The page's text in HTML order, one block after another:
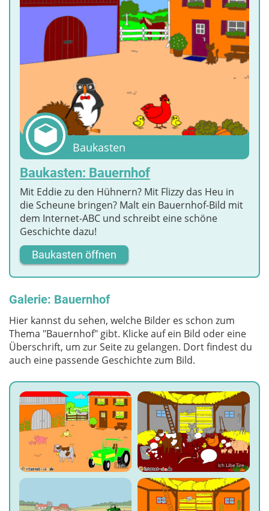
Baukasten
Baukasten: Bauernhof
Mit Eddie zu den Hühnern? Mit Flizzy das Heu in
die Scheune bringen? Malt ein Bauernhof-Bild mit
dem Internet-ABC und schreibt eine schöne
Geschichte dazu!
Baukasten öffnen
Galerie: Bauernhof
Hier kannst du sehen, welche Bilder es schon zum
Thema "Bauernhof" gibt. Klicke auf ein Bild oder eine
Überschrift, um zur Seite zu gelangen. Dort findest du
auch eine passende Geschichte zum Bild.
Heli Ich Libe Tire